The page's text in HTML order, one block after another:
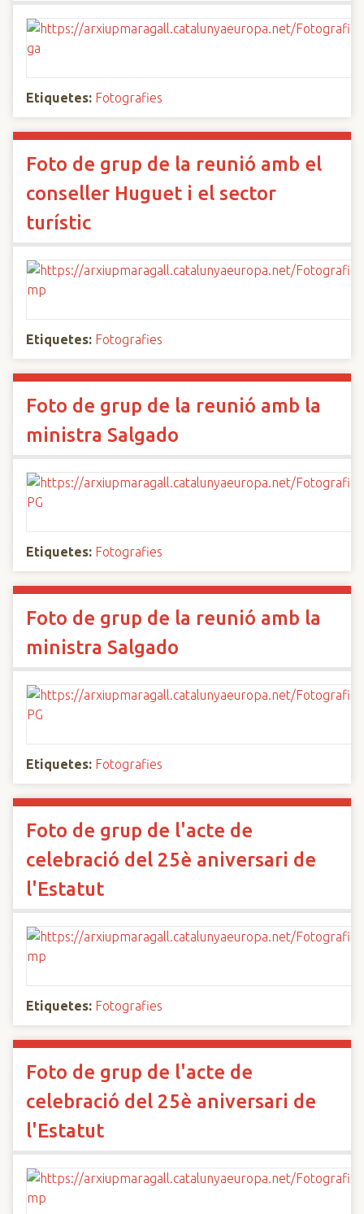
Etiquetes: Fotografies
Foto de grup de la reunió amb el
conseller Huguet i el sector
turístic
Etiquetes: Fotografies
Foto de grup de la reunió amb la
ministra Salgado
Etiquetes: Fotografies
Foto de grup de la reunió amb la
ministra Salgado
Etiquetes: Fotografies
Foto de grup de l'acte de
celebració del 25è aniversari de
l'Estatut
Etiquetes: Fotografies
Foto de grup de l'acte de
celebració del 25è aniversari de
l'Estatut